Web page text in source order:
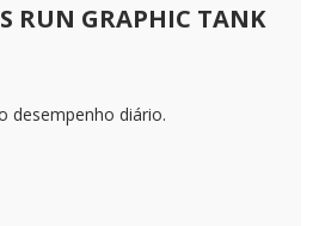
RUN GRAPHIC TANK
desempenho diário.